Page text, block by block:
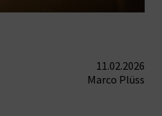
11.02.2026
Marco Plüss